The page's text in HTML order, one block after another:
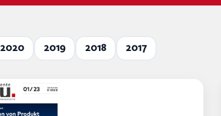
2020 2019 2018 2017